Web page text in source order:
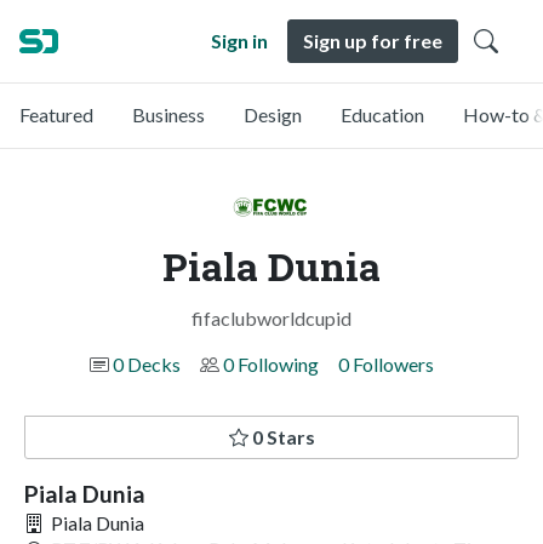
Sign in Sign up for free
Featured Business Design Education How-to
Piala Dunia
fifaclubworldcupid
0 Decks
0 Following 0 Followers
0 Stars
Piala Dunia
Piala Dunia